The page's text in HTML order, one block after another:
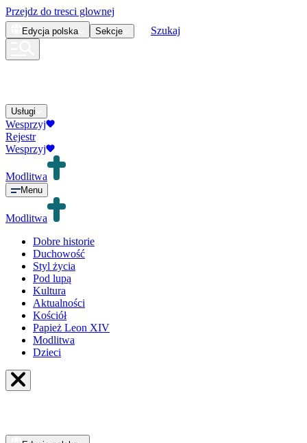
Przejdz do tresci glownej
Edycja polska Sekcje Szukaj
Usługi
Wesprzyj
Rejestr
Wesprzyj
Modlitwa
Menu
Modlitwa
Dobre historie
Duchowość
Styl życia
Pod lupą
Kultura
Aktualności
Kościół
Papież Leon XIV
Modlitwa
Dzieci